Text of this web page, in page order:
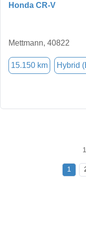
Honda CR-V
Mettmann, 40822
15.150 km Hybrid
1